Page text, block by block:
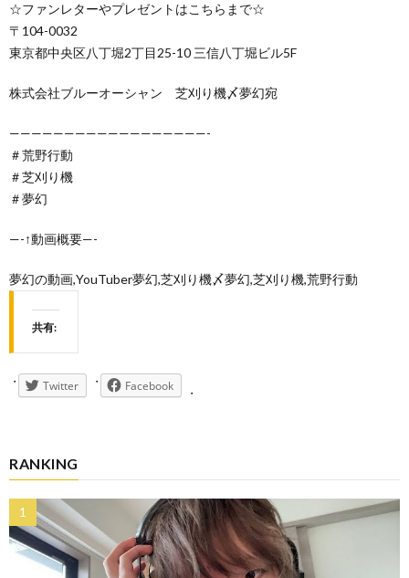
☆ファンレターやプレゼントはこちらまで☆
〒104-0032
東京都中央区八丁堀2丁目25-10 三信八丁堀ビル5F
株式会社ブルーオーシャン 芝刈り機〆夢幻宛
——————————————————-
＃荒野行動
＃芝刈り機
＃夢幻
—-↑動画概要—-
夢幻の動画,YouTuber夢幻,芝刈り機〆夢幻,芝刈り機,荒野行動
共有:
Twitter Facebook
RANKING